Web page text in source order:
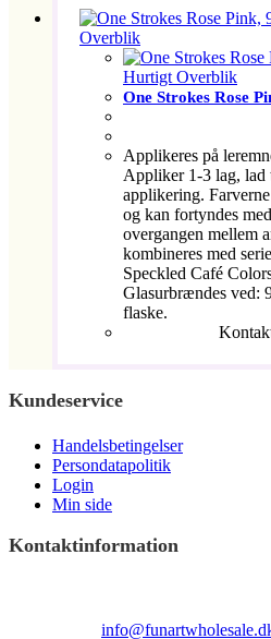
Overblik
Hurtigt Overblik
One Strokes Rose
Applikeres på
Appliker 1-3 lag, lad
applikering.
og kan fortyndes
overgangen mellem
kombineres med
Speckled Café
Glasurbrændes ved:
flaske.
Kundeservice
Handelsbetingelser
Persondatapolitik
Login
Min side
Kontaktinformation